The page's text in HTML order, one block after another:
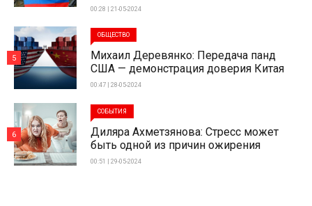
00:28 | 21-05-2024
ОБЩЕСТВО
Михаил Деревянко: Передача панд
США — демонстрация доверия Китая
00:47 | 28-05-2024
5
СОБЫТИЯ
Диляра Ахметзянова: Стресс может
быть одной из причин ожирения
00:51 | 29-05-2024
6